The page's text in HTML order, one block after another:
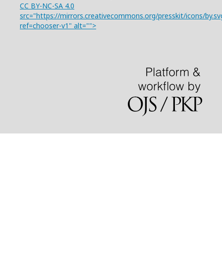
CC BY-NC-SA 4.0
src="https://mirrors.creativecommons.org/presskit/icons/
ref=chooser-v1" alt="">